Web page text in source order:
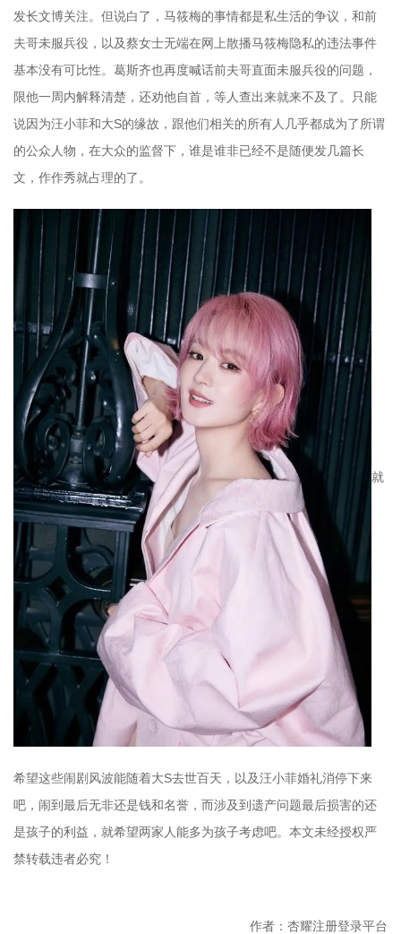
发长文博关注。但说白了，马筱梅的事情都是私生活的争议，和前
夫哥未服兵役，以及蔡女士无端在网上散播马筱梅隐私的违法事件
基本没有可比性。葛斯齐也再度喊话前夫哥直面未服兵役的问题，
限他一周内解释清楚，还劝他自首，等人查出来就来不及了。只能
说因为汪小菲和大S的缘故，跟他们相关的所有人几乎都成为了所谓
的公众人物，在大众的监督下，谁是谁非已经不是随便发几篇长
文，作作秀就占理的了。
就
希望这些闹剧风波能随着大S去世百天，以及汪小菲婚礼消停下来
吧，闹到最后无非还是钱和名誉，而涉及到遗产问题最后损害的还
是孩子的利益，就希望两家人能多为孩子考虑吧。本文未经授权严
禁转载违者必究！
作者：杏耀注册登录平台